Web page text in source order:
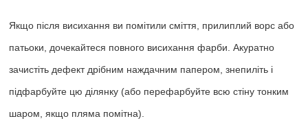
Якщо після висихання ви помітили сміття, прилиплий ворс або
патьоки, дочекайтеся повного висихання фарби. Акуратно
зачистіть дефект дрібним наждачним папером, знепиліть і
підфарбуйте цю ділянку (або перефарбуйте всю стіну тонким
шаром, якщо пляма помітна).